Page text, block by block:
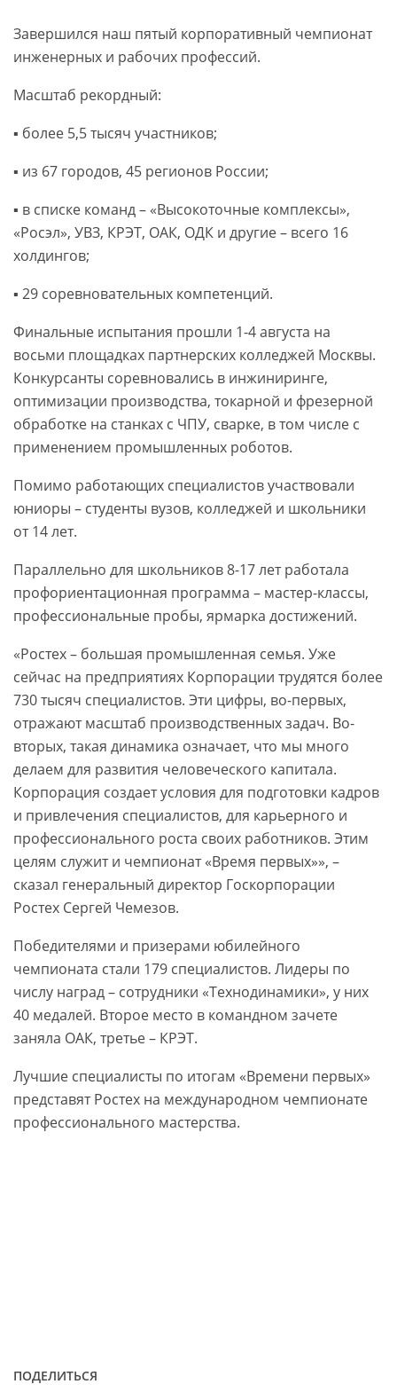
Завершился наш пятый корпоративный чемпионат
инженерных и рабочих профессий.
Масштаб рекордный:
▪️ более 5,5 тысяч участников;
▪️ из 67 городов, 45 регионов России;
▪️ в списке команд – «Высокоточные комплексы»,
«Росэл», УВЗ, КРЭТ, ОАК, ОДК и другие – всего 16
холдингов;
▪️ 29 соревновательных компетенций.
Финальные испытания прошли 1-4 августа на
восьми площадках партнерских колледжей Москвы.
Конкурсанты соревновались в инжиниринге,
оптимизации производства, токарной и фрезерной
обработке на станках с ЧПУ, сварке, в том числе с
применением промышленных роботов.
Помимо работающих специалистов участвовали
юниоры – студенты вузов, колледжей и школьники
от 14 лет.
Параллельно для школьников 8-17 лет работала
профориентационная программа – мастер-классы,
профессиональные пробы, ярмарка достижений.
«Ростех – большая промышленная семья. Уже
сейчас на предприятиях Корпорации трудятся более
730 тысяч специалистов. Эти цифры, во-первых,
отражают масштаб производственных задач. Во-
вторых, такая динамика означает, что мы много
делаем для развития человеческого капитала.
Корпорация создает условия для подготовки кадров
и привлечения специалистов, для карьерного и
профессионального роста своих работников. Этим
целям служит и чемпионат «Время первых»», –
сказал генеральный директор Госкорпорации
Ростех Сергей Чемезов.
Победителями и призерами юбилейного
чемпионата стали 179 специалистов. Лидеры по
числу наград – сотрудники «Технодинамики», у них
40 медалей. Второе место в командном зачете
заняла ОАК, третье – КРЭТ.
Лучшие специалисты по итогам «Времени первых»
представят Ростех на международном чемпионате
профессионального мастерства.
ПОДЕЛИТЬСЯ